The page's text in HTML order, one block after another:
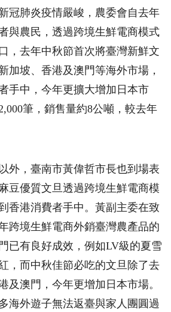
冠肺炎疫情嚴峻，農委會自去年
與農民，透過跨境生鮮電商模式
，去年中秋節首次將臺灣新鮮文
加坡、香港及澳門等海外市場，
手中，今年更擴大增加日本市
筆，銷售量約8公噸，較去年
，臺南市黃偉哲市長也到場表
豆優質文旦透過跨境生鮮電商模
香港消費者手中。黃副主委在致
跨境生鮮電商外銷臺灣農產品的
已有良好成效，例如LV級的夏雪
，而中秋佳節必吃的文旦除了去
及澳門，今年更增加日本市場。
海外遊子無法返臺與家人團圓過